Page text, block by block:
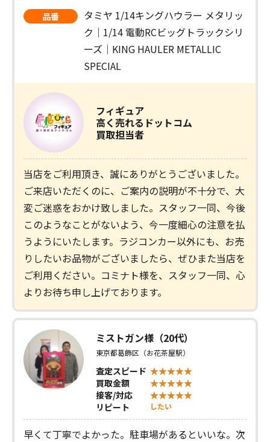
品番
タミヤ 1/14キングハウラー メタリッ
ク｜1/14 電動RCビッグトラックシリ
ーズ｜KING HAULER METALLIC
SPECIAL
フィギュア
高く売れるドットコム
買取担当者
当店をご利用頂き、誠にありがとうございました。
ご来店いただくのに、ご案内の説明が不十分で、大
変ご迷惑をおかけ致しました。スタッフ一同、今後
このようなことがないよう、今一度細心の注意を払
うようにいたします。ラジコンカー以外にも、お売
りしたいお品物がございましたら、ぜひまた当店を
ご利用ください。コミナト様を、スタッフ一同、心
よりお待ち申し上げております。
ミストガン様（20代）
東京都葛飾区（お花茶屋駅）
査定スピード
買取金額
接客/対応
リピート
したい
早くて丁寧でよかった。駐車場があるといいな。次